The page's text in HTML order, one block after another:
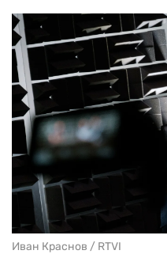
Иван Краснов / RTVI